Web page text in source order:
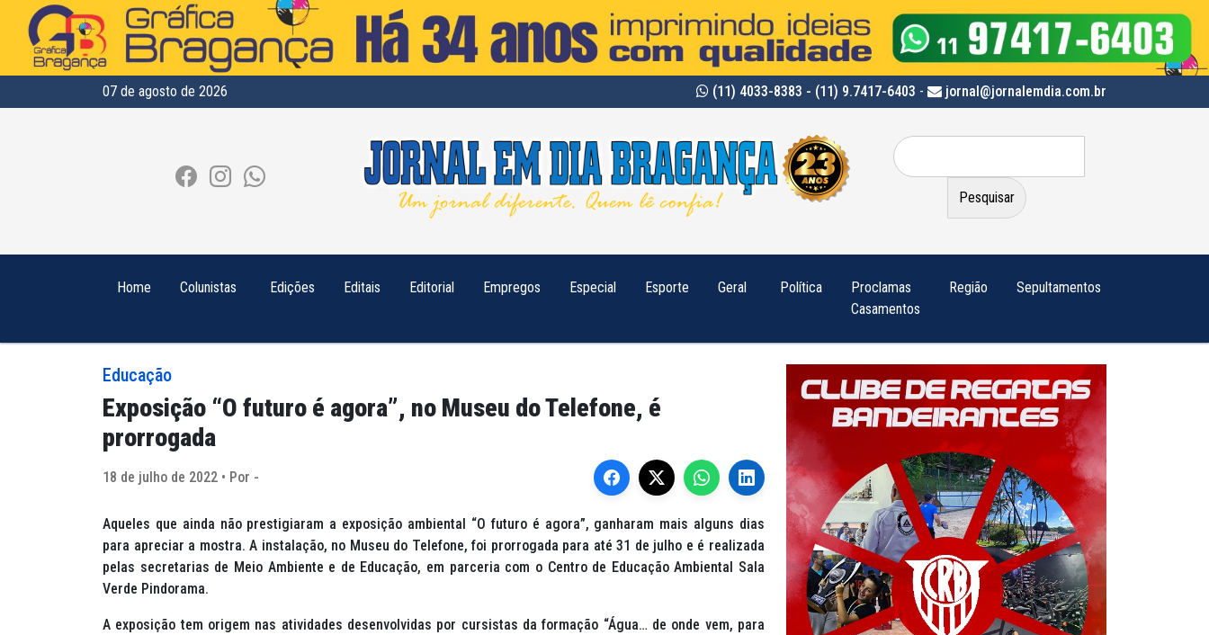
07 de agosto de 2026 (11) 4033-8383 - (11) 9.7417-6403 - jornal@jornalemdia.com.br
Pesquisar
por:
Home Colunistas Edições Editais Editorial Empregos Especial Esporte Geral Política
Proclamas
Casamentos
Região Sepultamentos
Educação
Exposição “O futuro é agora”, no Museu do Telefone, é
prorrogada
18 de julho de 2022 • Por -
Aqueles que ainda não prestigiaram a exposição ambiental “O futuro é agora”, ganharam mais alguns dias
para apreciar a mostra. A instalação, no Museu do Telefone, foi prorrogada para até 31 de julho e é realizada
pelas secretarias de Meio Ambiente e de Educação, em parceria com o Centro de Educação Ambiental Sala
Verde Pindorama.
A exposição tem origem nas atividades desenvolvidas por cursistas da formação “Água… de onde vem, para